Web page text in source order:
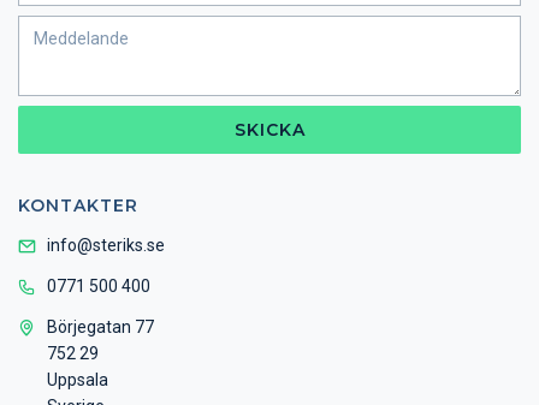
SKICKA
KONTAKTER
info@steriks.se
0771 500 400
Börjegatan 77
752 29
Uppsala